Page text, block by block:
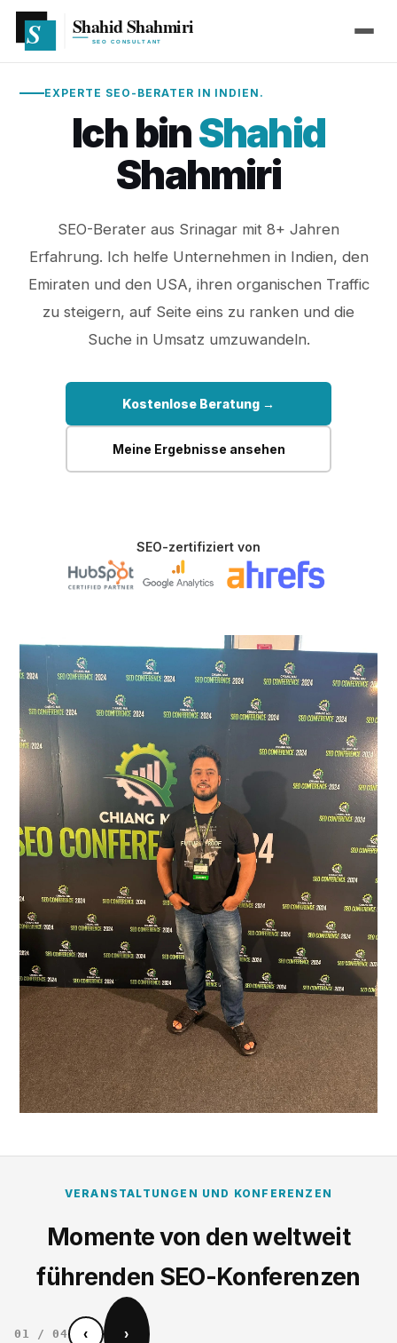
EXPERTE SEO-BERATER IN INDIEN.
Ich binShahid
Shahmiri
SEO-Berater aus Srinagar mit 8+ Jahren
Erfahrung. Ich helfe Unternehmen in Indien, den
Emiraten und den USA, ihren organischen Traffic
zu steigern, auf Seite eins zu ranken und die
Suche in Umsatz umzuwandeln.
Kostenlose Beratung →
Meine Ergebnisse ansehen
SEO-zertifiziert von
VERANSTALTUNGEN UND KONFERENZEN
Momente von den weltweit
führenden SEO-Konferenzen
01 / 04 ‹ ›